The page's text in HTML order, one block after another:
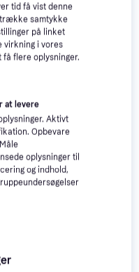
Køleskab over fryser,
55cm
kr.
butikker
tid få vist denne
samtykke
på linket
virkning i vores
flere oplysninger.
at levere
Aktivt
Opbevare
oplysninger til
og indhold,